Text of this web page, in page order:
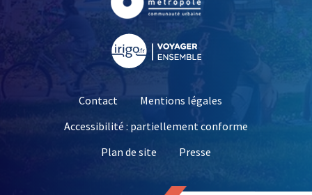
Contact
Mentions légales
Accessibilité : partiellement conforme
Plan de site
Presse